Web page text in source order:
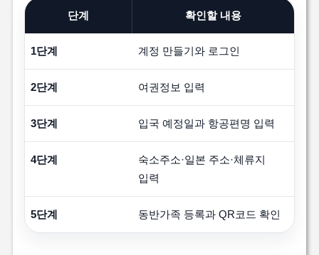
단계 확인할 내용
1단계 계정 만들기와 로그인
2단계 여권정보 입력
3단계 입국 예정일과 항공편명 입력
4단계
숙소주소·일본 주소·체류지
입력
5단계 동반가족 등록과 QR코드 확인